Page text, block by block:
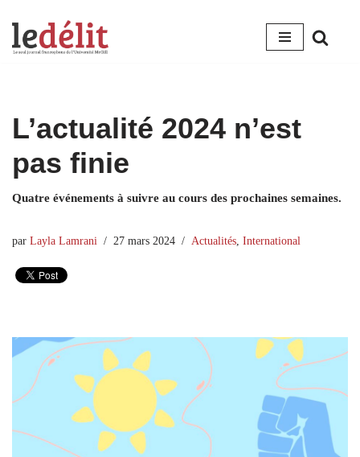
Aller
L’actualité 2024 n’est
pas finie
Quatre événements à suivre au cours des prochaines semaines.
par Layla Lamrani 27 mars 2024 Actualités International